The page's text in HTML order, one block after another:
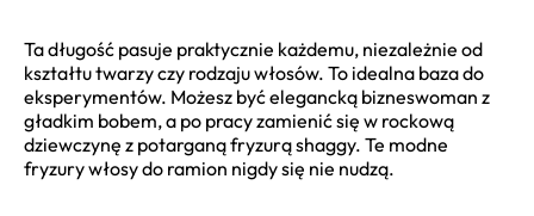
Ta długość pasuje praktycznie każdemu, niezależnie od
kształtu twarzy czy rodzaju włosów. To idealna baza do
eksperymentów. Możesz być elegancką bizneswoman z
gładkim bobem, a po pracy zamienić się w rockową
dziewczynę z potarganą fryzurą shaggy. Te modne
fryzury włosy do ramion nigdy się nie nudzą.